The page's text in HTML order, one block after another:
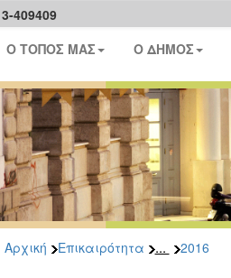
409409
Ο ΤΟΠΟΣ ΜΑΣ Ο ΔΗΜΟΣ
Αρχική Επικαιρότητα ... 2016